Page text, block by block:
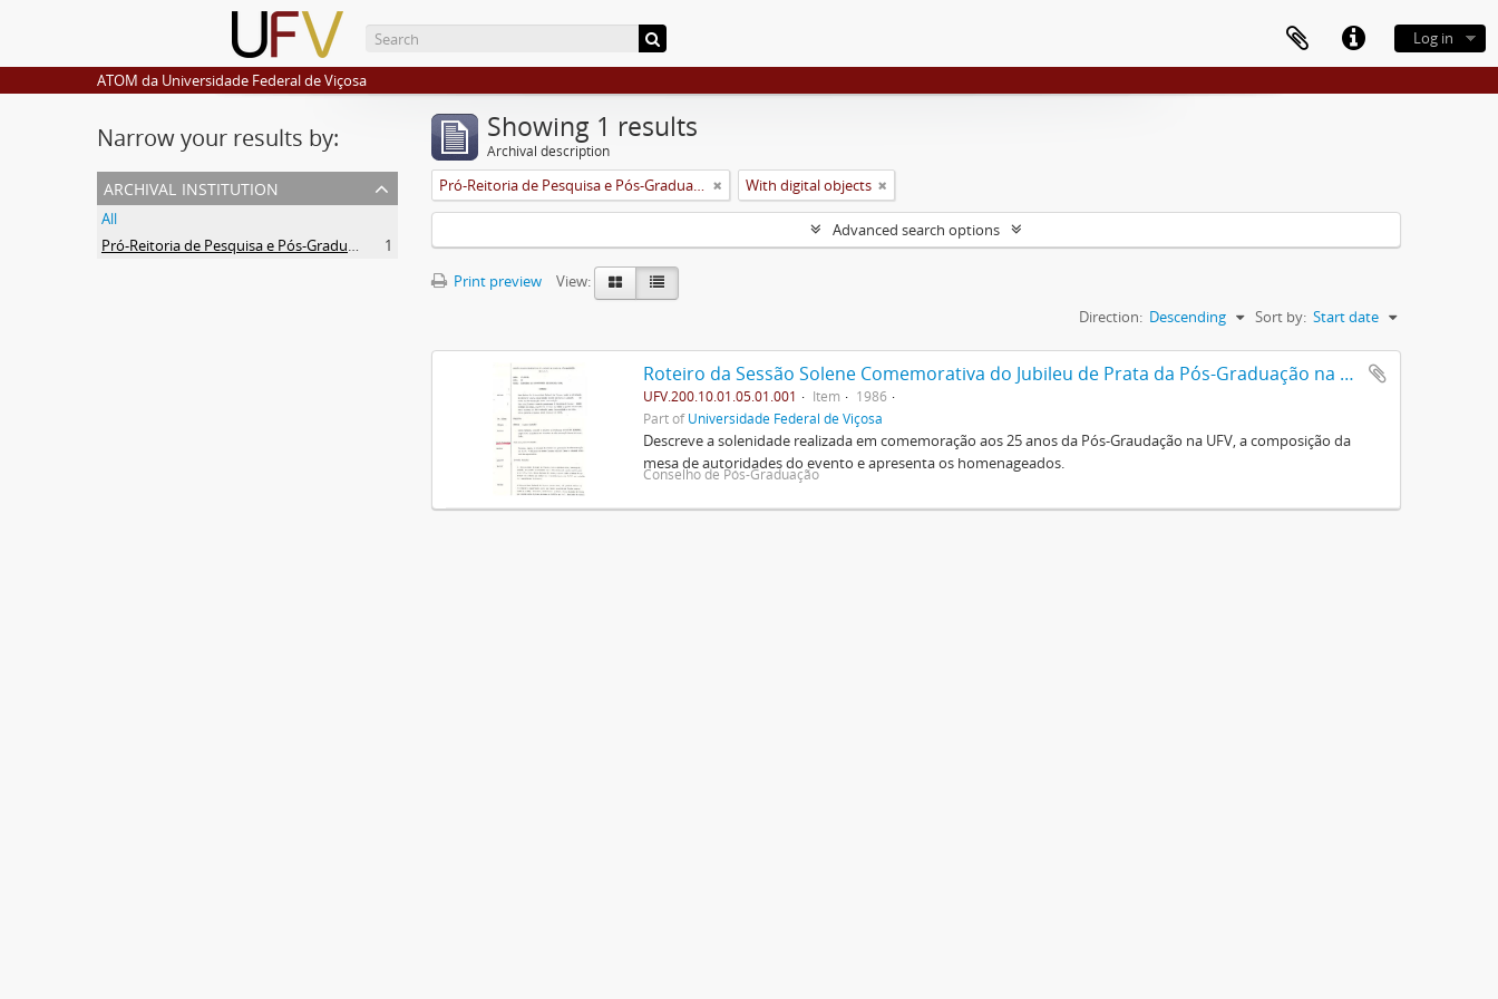
Log in
ATOM da Universidade Federal de Viçosa
Narrow your results by:
archival institution
All
Pró-Reitoria de Pesquisa e Pós-Graduação
1
Showing 1 results
Archival description
Pró-Reitoria de Pesquisa e Pós-Graduação With digital objects
Advanced search options
Print preview
View:
Sort by: Start date
Direction: Descending
Roteiro da Sessão Solene Comemorativa do Jubileu de Prata da Pós-Graduação na U.F.V.
UFV.200.10.01.05.01.001 Item
1986
Part ofUniversidade Federal de Viçosa
Descreve a solenidade realizada em comemoração aos 25 anos da Pós-Graudação na UFV, a composição da
mesa de autoridades do evento e apresenta os homenageados.
Conselho de Pós-Graduação